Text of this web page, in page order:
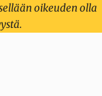
oikeuden olla